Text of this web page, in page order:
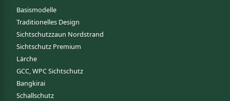
Basismodelle
Traditionelles Design
Sichtschutzzaun Nordstrand
Sichtschutz Premium
Lärche
GCC, WPC Sichtschutz
Bangkirai
Schallschutz